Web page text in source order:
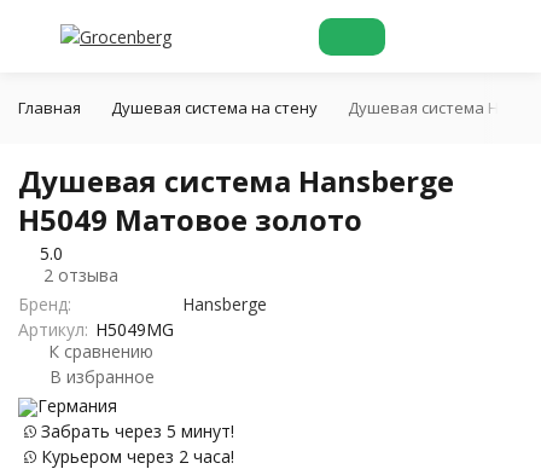
Главная Душевая система на стену Душевая система
Душевая система Hansberge
H5049 Матовое золото
5.0
2 отзыва
Бренд:
Hansberge
Артикул: H5049MG
К сравнению
В избранное
Германия
Забрать через 5 минут!
Курьером через 2 часа!